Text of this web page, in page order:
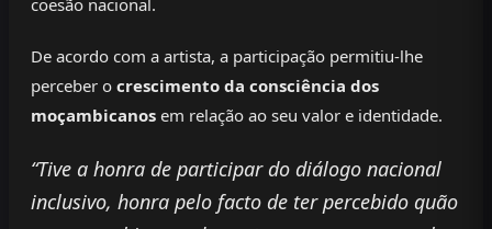
coesão nacional.
De acordo com a artista, a participação permitiu-lhe
perceber o crescimento da consciência dos
moçambicanos em relação ao seu valor e identidade.
“Tive a honra de participar do diálogo nacional
inclusivo, honra pelo facto de ter percebido quão